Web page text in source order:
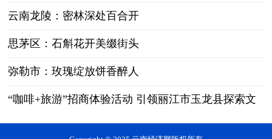
云南龙陵：密林深处百合开
思茅区：石斛花开美缀街头
弥勒市：玫瑰绽放饼香醉人
“咖啡+旅游”招商体验活动 引领丽江市玉龙县探索文
旅融合新路径